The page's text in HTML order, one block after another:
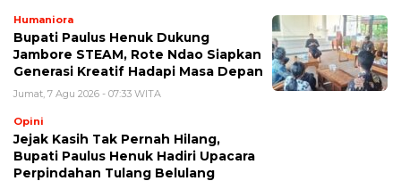
Humaniora
Bupati Paulus Henuk Dukung
Jambore STEAM, Rote Ndao Siapkan
Generasi Kreatif Hadapi Masa Depan
Jumat, 7 Agu 2026 - 07:33 WITA
Opini
Jejak Kasih Tak Pernah Hilang,
Bupati Paulus Henuk Hadiri Upacara
Perpindahan Tulang Belulang